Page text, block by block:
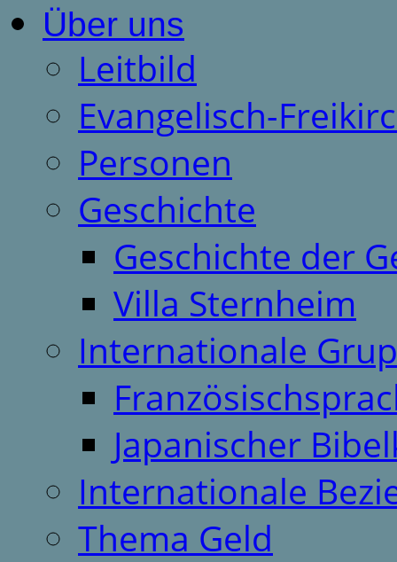
Über uns
Leitbild
Evangelisch-
Personen
Geschichte
Geschichte der
Villa Sternheim
Internationale
Japanischer
Internationale
Thema Geld